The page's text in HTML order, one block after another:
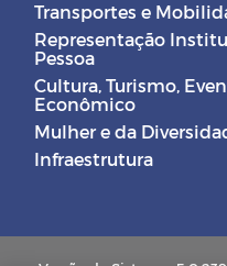
Transportes e
Representação
Pessoa
Cultura, Turismo,
Econômico
Mulher e da
Infraestrutura